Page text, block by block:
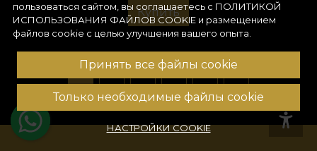
Купить
пользоваться сайтом, вы соглашаетесь с ПОЛИТИКОЙ
ИСПОЛЬЗОВАНИЯ ФАЙЛОВ COOKIE и размещением
файлов cookie с целью улучшения вашего опыта.
Принять все файлы cookie
Только необходимые файлы cookie
НАСТРОЙКИ COOKIE